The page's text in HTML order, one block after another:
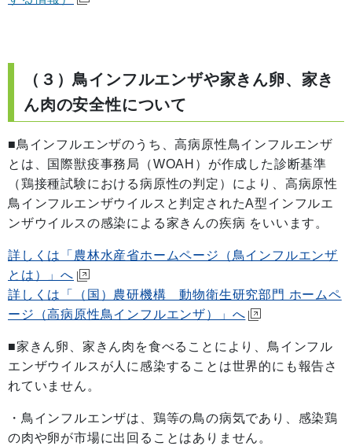
（３）鳥インフルエンザや家きん卵、家き
ん肉の安全性について
■鳥インフルエンザのうち、高病原性鳥インフルエンザ
とは、国際獣疫事務局（WOAH）が作成した診断基準
（鶏接種試験における病原性の判定）により、高病原性
鳥インフルエンザウイルスと判定されたA型インフルエ
ンザウイルスの感染による家きんの疾病 をいいます。
詳しくは「農林水産省ホームページ（鳥インフルエンザ
とは）」へ
詳しくは「（国）農研機構 動物衛生研究部門 ホームペ
ージ（高病原性鳥インフルエンザ）」へ
■家きん卵、家きん肉を食べることにより、鳥インフル
エンザウイルスが人に感染することは世界的にも報告さ
れていません。
・鳥インフルエンザは、鶏等の鳥の病気であり、感染鶏
の肉や卵が市場に出回ることはありません。